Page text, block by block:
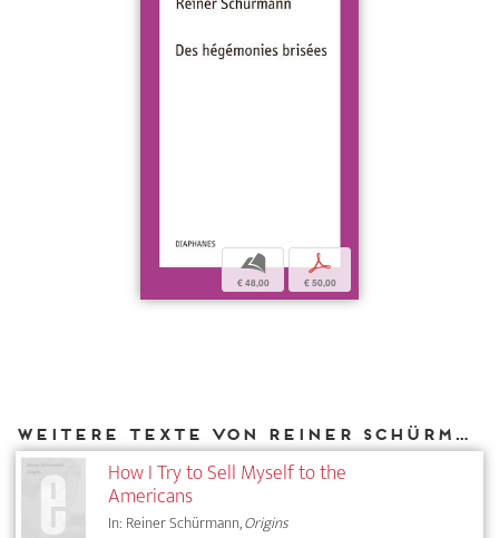
b
€ 48,00
p
€ 50,00
Weitere Texte von Reiner Schürmann bei DIAPHANES
How I Try to Sell Myself to the
Americans
In: Reiner Schürmann,Origins